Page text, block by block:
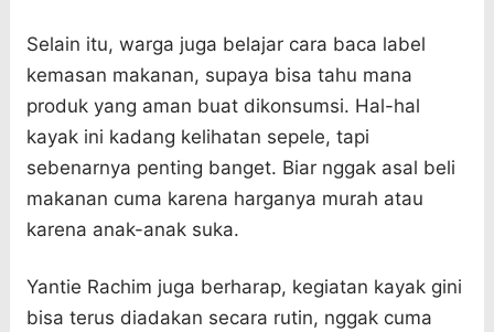
Selain itu, warga juga belajar cara baca label
kemasan makanan, supaya bisa tahu mana
produk yang aman buat dikonsumsi. Hal-hal
kayak ini kadang kelihatan sepele, tapi
sebenarnya penting banget. Biar nggak asal beli
makanan cuma karena harganya murah atau
karena anak-anak suka.
Yantie Rachim juga berharap, kegiatan kayak gini
bisa terus diadakan secara rutin, nggak cuma